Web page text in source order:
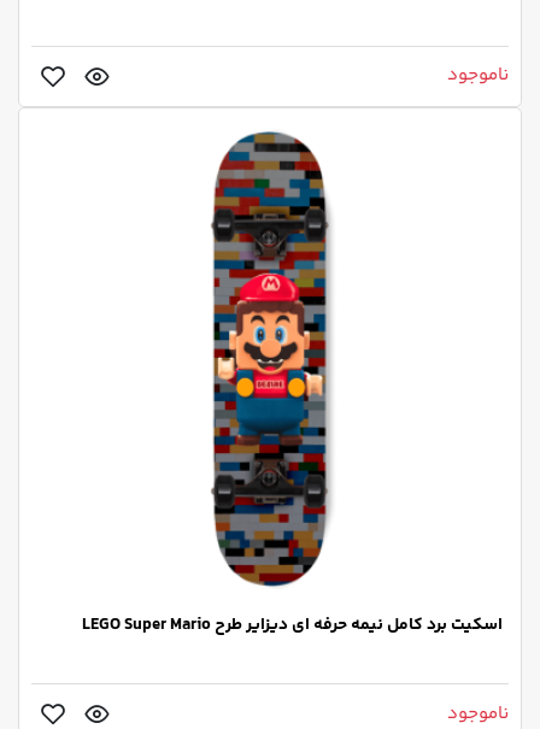
ناموجود
اسکیت برد کامل نیمه حرفه ای دیزایر طرح LEGO Super Mario
ناموجود